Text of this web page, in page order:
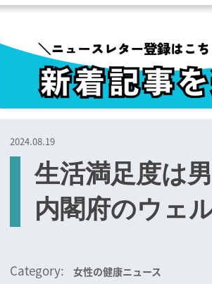
2024.08.19
生活満足度は
内閣府のウェ
Category: 女性の健康ニュース